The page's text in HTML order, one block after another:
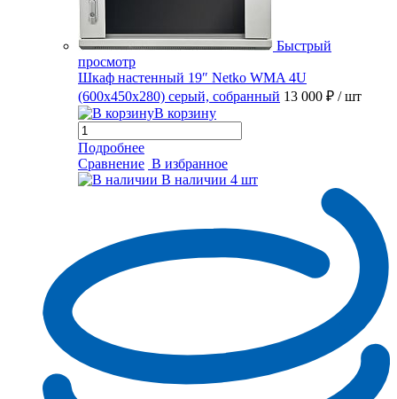
Быстрый
просмотр
Шкаф настенный 19″ Netko WMA 4U
(600x450x280) серый, собранный 13 000 ₽ / шт
В корзину
Подробнее
Сравнение В избранное
В наличии 4 шт